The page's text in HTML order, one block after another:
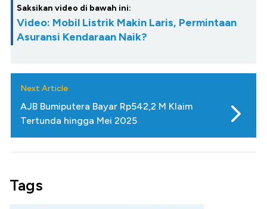
Saksikan video di bawah ini:
Video: Mobil Listrik Makin Laris, Permintaan
Asuransi Kendaraan Naik?
Next Article
AJB Bumiputera Bayar Rp542,2 M Klaim
Tertunda hingga Mei 2025
Tags